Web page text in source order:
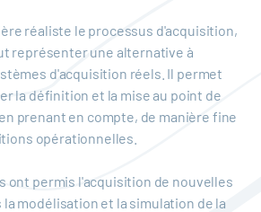
réaliste le processus d'acquisition,
représenter une alternative à
d'acquisition réels. Il permet
la définition et la mise au point de
prenant en compte, de manière fine
opérationnelles.
ont permis l'acquisition de nouvelles
la modélisation et la simulation de la